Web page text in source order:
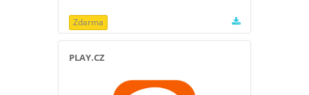
Zdarma
PLAY.CZ